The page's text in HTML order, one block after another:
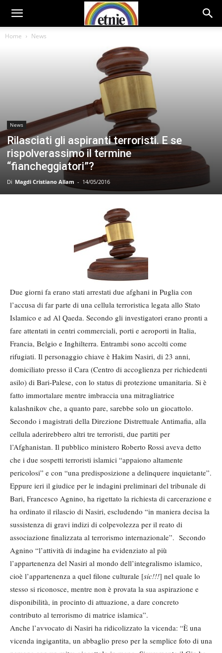
Home News
News
Rilasciati gli aspiranti terroristi. E se
rispolverassimo il termine
“fiancheggiatori”?
Di Magdi Cristiano Allam - 14/05/2016
Due giorni fa erano stati arrestati due afghani in Puglia con
l’accusa di far parte di una cellula terroristica legata allo Stato
Islamico e ad Al Qaeda. Secondo gli investigatori erano pronti a
fare attentati in centri commerciali, porti e aeroporti in Italia,
Francia, Belgio e Inghilterra. Entrambi sono accolti come
rifugiati. Il personaggio chiave è Hakim Nasiri, di 23 anni,
domiciliato presso il Cara (Centro di accoglienza per richiedenti
asilo) di Bari-Palese, con lo status di protezione umanitaria. Si è
fatto immortalare mentre imbraccia una mitragliatrice
kalashnikov che, a quanto pare, sarebbe solo un giocattolo.
Secondo i magistrati della Direzione Distrettuale Antimafia, alla
cellula aderirebbero altri tre terroristi, due partiti per
l’Afghanistan. Il pubblico ministero Roberto Rossi aveva detto
che i due sospetti terroristi islamici “appaiono altamente
pericolosi” e con “una predisposizione a delinquere inquietante”.
Eppure ieri il giudice per le indagini preliminari del tribunale di
Bari, Francesco Agnino, ha rigettato la richiesta di carcerazione e
ha ordinato il rilascio di Nasiri, escludendo “in maniera decisa la
sussistenza di gravi indizi di colpevolezza per il reato di
associazione finalizzata al terrorismo internazionale”. Secondo
Agnino “l’attività di indagine ha evidenziato al più
l’appartenenza del Nasiri al mondo dell’integralismo islamico,
cioè l’appartenenza a quel filone culturale [sic!!!] nel quale lo
stesso si riconosce, mentre non è provata la sua aspirazione e
disponibilità, in procinto di attuazione, a dare concreto
contributo al terrorismo di matrice islamica”.
Anche l’avvocato di Nasiri ha ridicolizzato la vicenda: “È una
vicenda ingigantita, un abbaglio preso per la semplice foto di una